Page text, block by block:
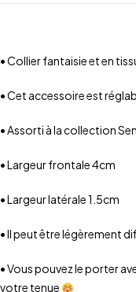
• Collier fantaisie et en
• Cet accessoire est
• Assorti à la collection
• Largeur frontale 4cm
• Largeur latérale 1.5cm
• Il peut être légèrement
• Vous pouvez le porter
votre tenue